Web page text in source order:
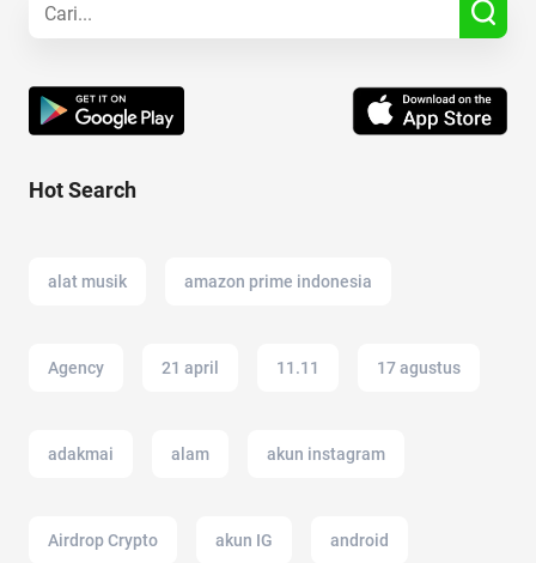
Hot Search
alat musik amazon prime indonesia
Agency 21 april 11.11 17 agustus
adakmai alam akun instagram
Airdrop Crypto akun IG android